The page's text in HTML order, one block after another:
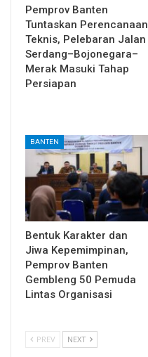
Pemprov Banten
Tuntaskan Perencanaan
Teknis, Pelebaran Jalan
Serdang–Bojonegara–
Merak Masuki Tahap
Persiapan
BANTEN
Bentuk Karakter dan
Jiwa Kepemimpinan,
Pemprov Banten
Gembleng 50 Pemuda
Lintas Organisasi
PREV NEXT